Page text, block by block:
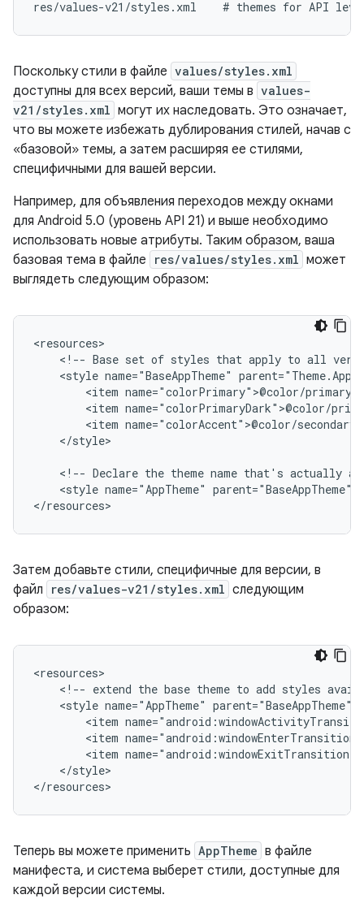
Поскольку стили в файле values/styles.xml
доступны для всех версий, ваши темы в values-
v21/styles.xml могут их наследовать. Это означает,
что вы можете избежать дублирования стилей, начав с
«базовой» темы, а затем расширяя ее стилями,
специфичными для вашей версии.
Например, для объявления переходов между окнами
для Android 5.0 (уровень API 21) и выше необходимо
использовать новые атрибуты. Таким образом, ваша
базовая тема в файле
res/values/styles.xml может
выглядеть следующим образом:
<!-- Base set of styles that apply to all
<style name="BaseAppTheme"
<item
<item
<item
</style>
<!-- Declare the theme name that's actually
<style name="AppTheme" parent="BaseAppTheme"
</resources>
Затем добавьте стили, специфичные для версии, в
файл
res/values-v21/styles.xml следующим
образом:
<!-- extend the base theme to add styles
<style name="AppTheme"
<item
<item
<item
</style>
</resources>
Теперь вы можете применить AppTheme в файле
манифеста, и система выберет стили, доступные для
каждой версии системы.